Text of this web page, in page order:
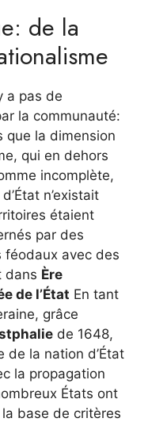
de la
a pas de
la communauté:
que la dimension
qui en dehors
incomplète,
n’existait
étaient
par des
féodaux avec des
dans Ère
de l’État En tant
grâce
de 1648,
de la nation d’État
la propagation
États ont
base de critères